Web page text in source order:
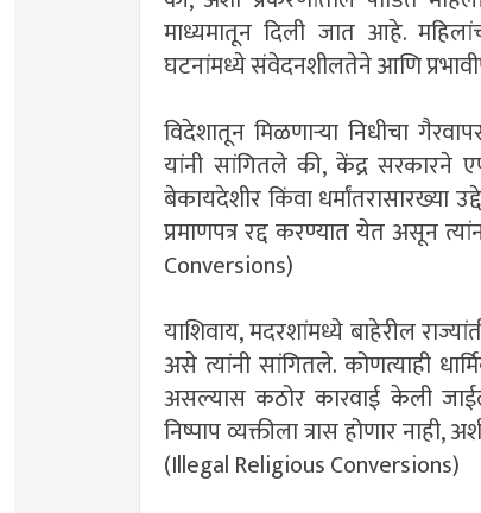
माध्यमातून दिली जात आहे.
घटनांमध्ये संवेदनशीलतेने आणि
विदेशातून मिळणाऱ्या निधीचा
यांनी सांगितले की, केंद्र
बेकायदेशीर किंवा
प्रमाणपत्र रद्द करण्यात येत असून
Conversions)
याशिवाय, मदरशांमध्ये बाहेरील
असे त्यांनी सांगितले. कोणत्याही
असल्यास कठोर कारवाई केली
निष्पाप व्यक्तीला त्रास होणार नाही,
(Illegal Religious Conversions)